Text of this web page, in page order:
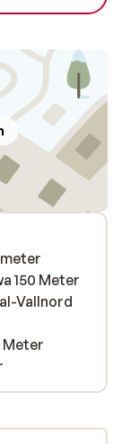
150 Meter
Vallnord
Meter